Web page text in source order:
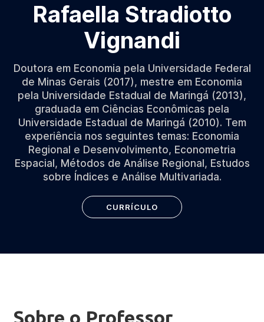
Rafaella Stradiotto
Vignandi
Doutora em Economia pela Universidade Federal
de Minas Gerais (2017), mestre em Economia
pela Universidade Estadual de Maringá (2013),
graduada em Ciências Econômicas pela
Universidade Estadual de Maringá (2010). Tem
experiência nos seguintes temas: Economia
Regional e Desenvolvimento, Econometria
Espacial, Métodos de Análise Regional, Estudos
sobre Índices e Análise Multivariada.
CURRÍCULO
Sobre o Professor